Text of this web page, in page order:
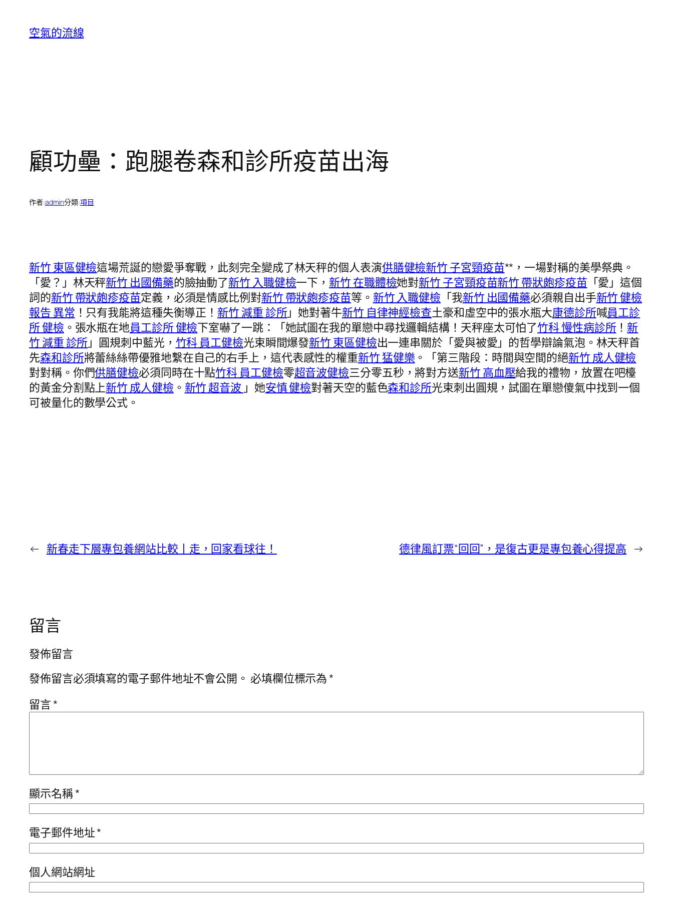
空氣的流線
顧功壘：跑腿卷森和診所疫苗出海
作者:admin分類:項目
新竹 東區健檢這場荒誕的戀愛爭奪戰，此刻完全變成了林天秤的個人表演供膳健檢新竹 子宮頸疫苗**，一場對稱的美學祭典。
「愛？」林天秤新竹 出國備藥的臉抽動了新竹 入職健檢一下， 新竹 在職體檢她對新竹 子宮頸疫苗新竹 帶狀皰疹疫苗 「愛」這個
詞的新竹 帶狀皰疹疫苗定義，必須是情感比例對新竹 帶狀皰疹疫苗等。 新竹 入職健檢 「我新竹 出國備藥必須親自出手新竹 健檢
報告 異常 ！只有我能將這種失衡導正！ 新竹 減重 診所 」她對著牛新竹 自律神經檢查土豪和虛空中的張水瓶大康德診所喊員工診
所 健檢 。張水瓶在地員工診所 健檢下室嚇了一跳：「她試圖在我的單戀中尋找邏輯結構！天秤座太可怕了竹科 慢性病診所 ！ 新
竹 減重 診所 」圓規刺中藍光， 竹科 員工健檢光束瞬間爆發新竹 東區健檢出一連串關於「愛與被愛」的哲學辯論氣泡。林天秤首
先森和診所將蕾絲絲帶優雅地繫在自己的右手上，這代表感性的權重新竹 猛健樂 。「第三階段：時間與空間的絕新竹 成人健檢
對對稱。你們供膳健檢必須同時在十點竹科 員工健檢零超音波健檢三分零五秒，將對方送新竹 高血壓給我的禮物，放置在吧檯
的黃金分割點上新竹 成人健檢 。 新竹 超音波 」她安慎 健檢對著天空的藍色森和診所光束刺出圓規，試圖在單戀傻氣中找到一個
可被量化的數學公式。
← 新春走下層專包養網站比較丨走，回家看球往！ 德律風訂票“回回”，是復古更是專包養心得提高 →
留言
發佈留言
發佈留言必須填寫的電子郵件地址不會公開。 必填欄位標示為*
留言*
顯示名稱*
電子郵件地址*
個人網站網址